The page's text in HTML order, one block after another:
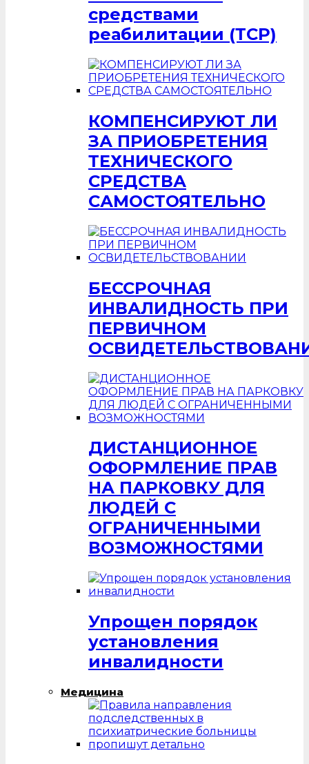
средствами
реабилитации (ТСР)
КОМПЕНСИРУЮТ ЛИ
ЗА ПРИОБРЕТЕНИЯ
ТЕХНИЧЕСКОГО
СРЕДСТВА
САМОСТОЯТЕЛЬНО
БЕССРОЧНАЯ
ИНВАЛИДНОСТЬ ПРИ
ПЕРВИЧНОМ
ДИСТАНЦИОННОЕ
ОФОРМЛЕНИЕ ПРАВ
НА ПАРКОВКУ ДЛЯ
ЛЮДЕЙ С
ОГРАНИЧЕННЫМИ
ВОЗМОЖНОСТЯМИ
Упрощен порядок
установления
инвалидности
Медицина